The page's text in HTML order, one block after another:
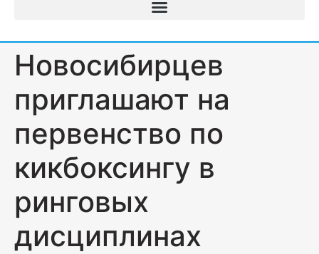
Новосибирцев
приглашают на
первенство по
кикбоксингу в
ринговых
дисциплинах